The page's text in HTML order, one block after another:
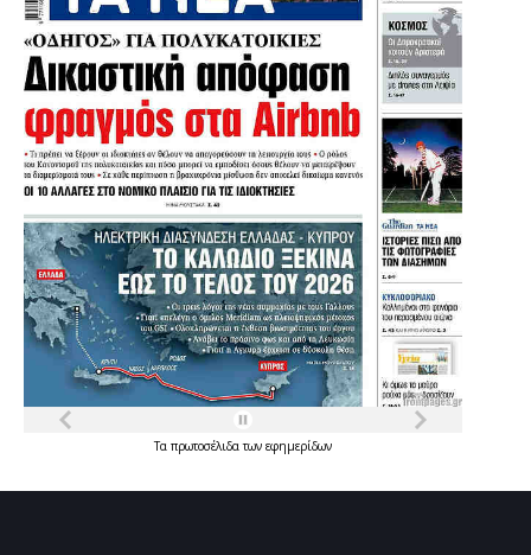
Τα πρωτοσέλιδατων εφημερίδων